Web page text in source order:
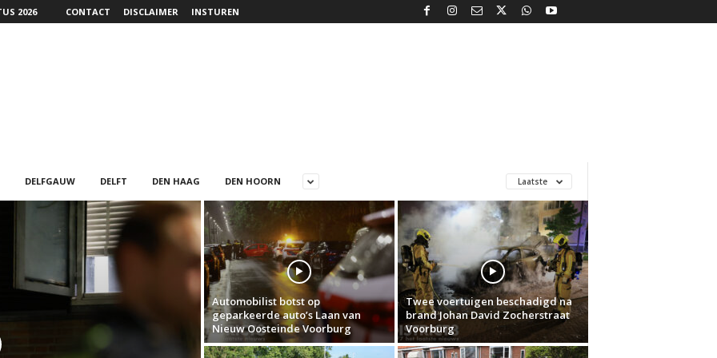
2026 CONTACT DISCLAIMER INSTUREN
DELFGAUW DELFT DEN HAAG DEN HOORN Laatste
Automobilist botst op
geparkeerde auto’s Laan van
Nieuw Oosteinde Voorburg
Twee voertuigen beschadigd na
brand Johan David Zocherstraat
Voorburg